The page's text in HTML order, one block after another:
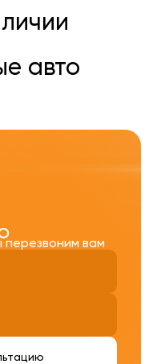
авто
вам